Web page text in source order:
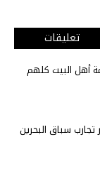
تعليقات
أهل البيت كلهم
تجارب سباق البحرين